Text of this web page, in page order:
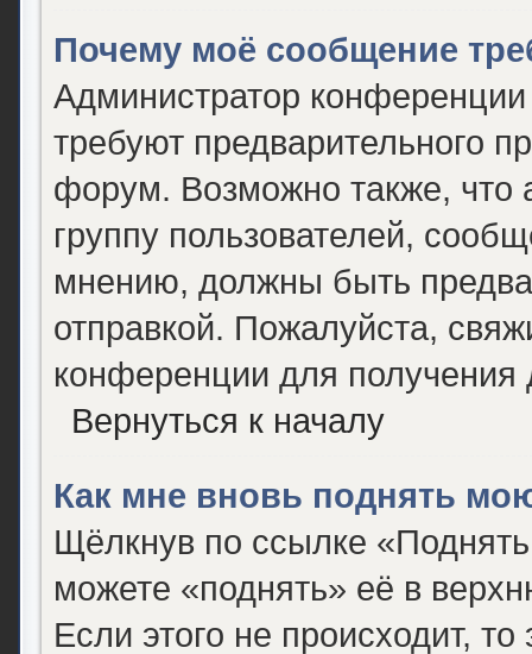
Почему моё сообщение
Администратор
требуют предварительного
форум. Возможно также, что
группу пользователей,
мнению, должны быть
отправкой. Пожалуйста,
конференции для
Вернуться к началу
Как мне вновь поднять
Щёлкнув по ссылке
можете «поднять» её в
Если этого не происходит,